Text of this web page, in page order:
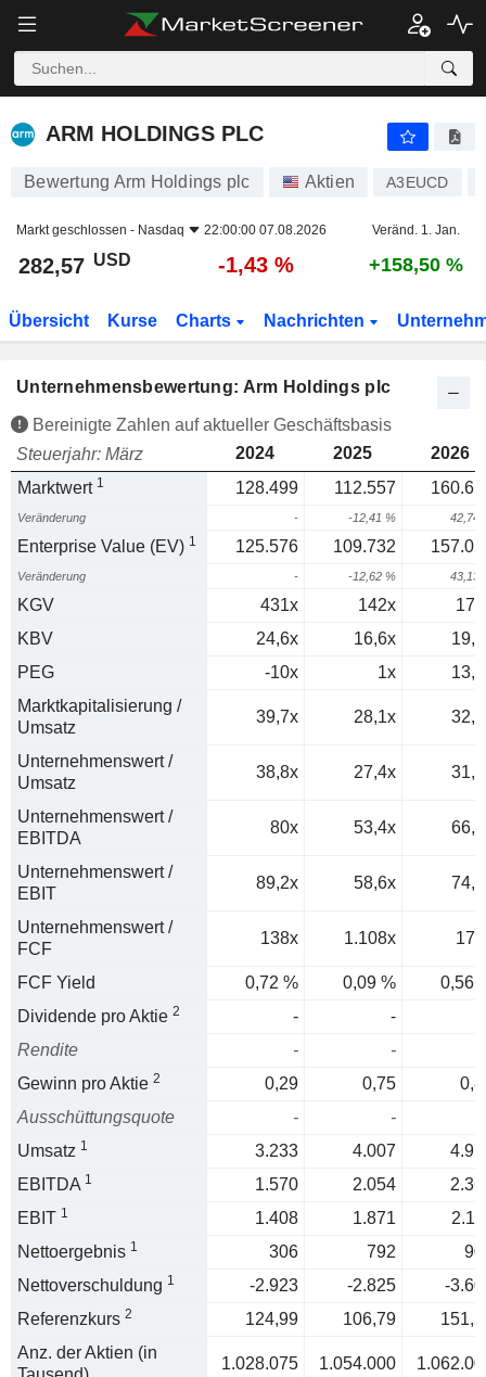
ARM HOLDINGS PLC
ARM HOLDINGS PLC
Bewertung Arm Holdings plc Aktien A3EUCD
Markt geschlossen - Nasdaq 22:00:00 07.08.2026 Veränd. 1. Jan.
282,57 USD -1,43 % +158,50 %
Übersicht Kurse Charts Nachrichten
Unternehmensbewertung: Arm Holdings plc
Bereinigte Zahlen auf aktueller Geschäftsbasis
Steuerjahr: März
2024 2025
2026
Marktwert 1 128.499 112.557
Veränderung - -12,41 % 42,74
Enterprise Value (EV) 1 125.576 109.732
Veränderung - -12,62 % 43,13
KGV 431x 142x
KBV
24,6x 16,6x
PEG
-10x 1x
Marktkapitalisierung /
Umsatz
39,7x 28,1x
Unternehmenswert /
Umsatz
38,8x 27,4x
Unternehmenswert /
EBITDA
80x 53,4x
Unternehmenswert /
EBIT
89,2x 58,6x
Unternehmenswert /
FCF
138x 1.108x
FCF Yield 0,72 % 0,09 %
0,56
Dividende pro Aktie 2 -
-
Rendite
-
-
Gewinn pro Aktie 2 0,29 0,75
Ausschüttungsquote
-
-
Umsatz 1 3.233 4.007
EBITDA 1 1.570 2.054
EBIT 1 1.408 1.871
Nettoergebnis 1 306 792
Nettoverschuldung 1 -2.923 -2.825
-
Referenzkurs 2 124,99 106,79
Anz. der Aktien (in
1.028.075 1.054.000